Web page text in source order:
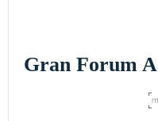
Gran Forum A